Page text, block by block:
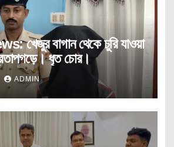
খেজুর বাগান থেকে চুরি যাওয়া
ধৃত চোর।
ADMIN